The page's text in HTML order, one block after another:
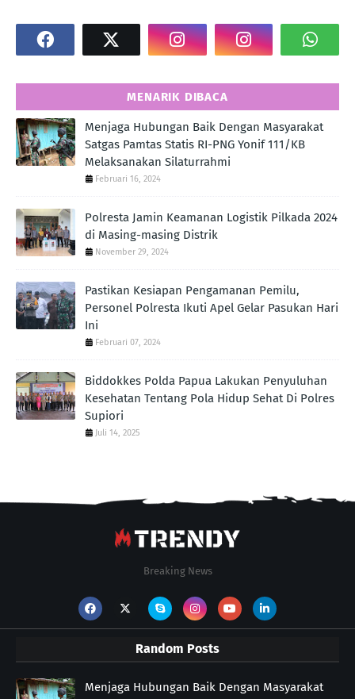
MENARIK DIBACA
Menjaga Hubungan Baik Dengan Masyarakat
Satgas Pamtas Statis RI-PNG Yonif 111/KB
Melaksanakan Silaturrahmi
Februari 16, 2024
Polresta Jamin Keamanan Logistik Pilkada 2024
di Masing-masing Distrik
November 29, 2024
Pastikan Kesiapan Pengamanan Pemilu,
Personel Polresta Ikuti Apel Gelar Pasukan Hari
Ini
Februari 07, 2024
Biddokkes Polda Papua Lakukan Penyuluhan
Kesehatan Tentang Pola Hidup Sehat Di Polres
Supiori
Juli 14, 2025
Breaking News
Random Posts
Menjaga Hubungan Baik Dengan Masyarakat